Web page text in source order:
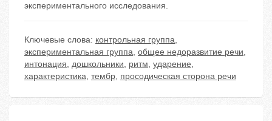
экспериментального исследования.
Ключевые слова: контрольная группа,
экспериментальная группа, общее недоразвитие речи,
интонация, дошкольники, ритм, ударение,
характеристика, тембр, просодическая сторона речи